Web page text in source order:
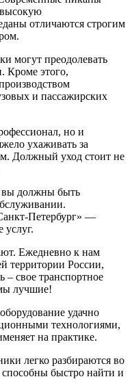
отличаются строгим
могут преодолевать
Кроме этого,
и пассажирских
но и
ухаживать за
Должный уход стоит не
вы должны быть
Петербург» —
Ежедневно к нам
территории России,
– свое транспортное
лучшие!
удачно
технологиями,
на практике.
легко разбираются во
быстро найти и